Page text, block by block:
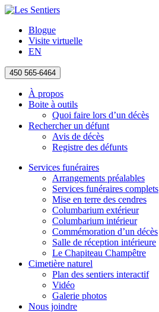
Blogue
Visite virtuelle
EN
450 565-6464
À propos
Boite à outils
Quoi faire lors d’un décès
Rechercher un défunt
Avis de décès
Registre des défunts
Services funéraires
Arrangements préalables
Services funéraires complets
Mise en terre des cendres
Columbarium extérieur
Columbarium intérieur
Commémoration d’un décès
Salle de réception intérieure
Le Chapiteau Champêtre
Cimetière naturel
Plan des sentiers interactif
Vidéo
Galerie photos
Nous joindre